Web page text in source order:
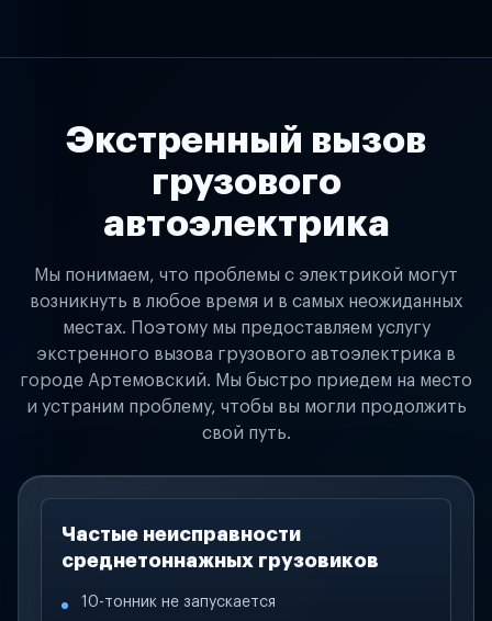
Экстренный вызов
грузового
автоэлектрика
Мы понимаем, что проблемы с электрикой могут
возникнуть в любое время и в самых неожиданных
местах. Поэтому мы предоставляем услугу
экстренного вызова грузового автоэлектрика в
городе Артемовский. Мы быстро приедем на место
и устраним проблему, чтобы вы могли продолжить
свой путь.
Частые неисправности
среднетоннажных грузовиков
10-тонник не запускается